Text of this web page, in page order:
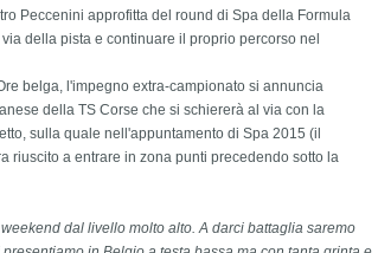
Peccenini approfitta del round di Spa della Formula
della pista e continuare il proprio percorso nel
belga, l'impegno extra-campionato si annuncia
della TS Corse che si schiererà al via con la
sulla quale nell'appuntamento di Spa 2015 (il
riuscito a entrare in zona punti precedendo sotto la
dal livello molto alto. A darci battaglia saremo